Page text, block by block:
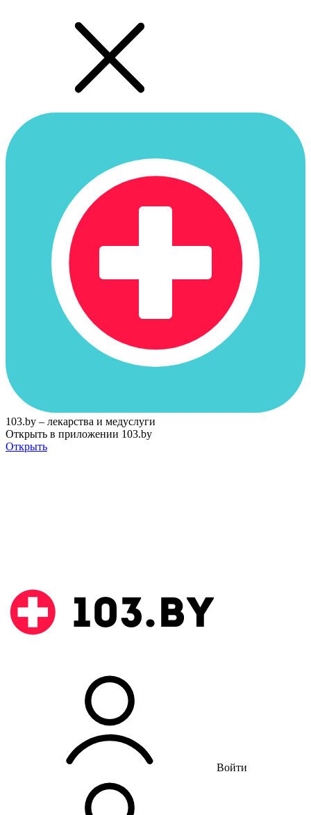
103.by – лекарства и медуслуги
Открыть в приложении 103.by
Открыть
Войти